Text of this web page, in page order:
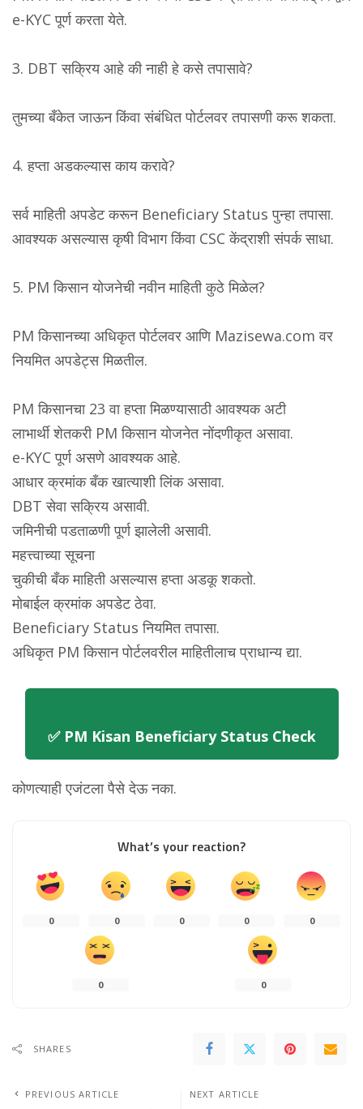
e-KYC पूर्ण करता येते.
3. DBT सक्रिय आहे की नाही हे कसे तपासावे?
तुमच्या बँकेत जाऊन किंवा संबंधित पोर्टलवर तपासणी करू शकता.
4. हप्ता अडकल्यास काय करावे?
सर्व माहिती अपडेट करून Beneficiary Status पुन्हा तपासा.
आवश्यक असल्यास कृषी विभाग किंवा CSC केंद्राशी संपर्क साधा.
5. PM किसान योजनेची नवीन माहिती कुठे मिळेल?
PM किसानच्या अधिकृत पोर्टलवर आणि Mazisewa.com वर
नियमित अपडेट्स मिळतील.
PM किसानचा 23 वा हप्ता मिळण्यासाठी आवश्यक अटी
लाभार्थी शेतकरी PM किसान योजनेत नोंदणीकृत असावा.
e-KYC पूर्ण असणे आवश्यक आहे.
आधार क्रमांक बँक खात्याशी लिंक असावा.
DBT सेवा सक्रिय असावी.
जमिनीची पडताळणी पूर्ण झालेली असावी.
महत्त्वाच्या सूचना
चुकीची बँक माहिती असल्यास हप्ता अडकू शकतो.
मोबाईल क्रमांक अपडेट ठेवा.
Beneficiary Status नियमित तपासा.
अधिकृत PM किसान पोर्टलवरील माहितीलाच प्राधान्य द्या.
✅ PM Kisan Beneficiary Status Check
कोणत्याही एजंटला पैसे देऊ नका.
What’s your reaction?
0 0 0 0 0
0 0
SHARES
PREVIOUS ARTICLE NEXT ARTICLE